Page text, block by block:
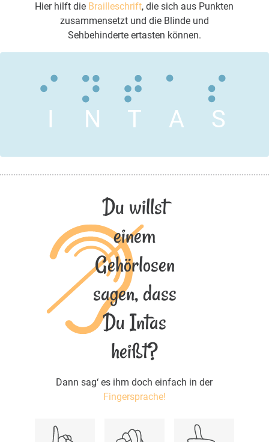
Hier hilft die Brailleschrift, die sich aus Punkten
zusammensetzt und die Blinde und
Sehbehinderte ertasten können.
I N T A S
Du willst
einem
Gehörlosen
sagen, dass
Du Intas
heißt?
Dann sag‘ es ihm doch einfach in der
Fingersprache!